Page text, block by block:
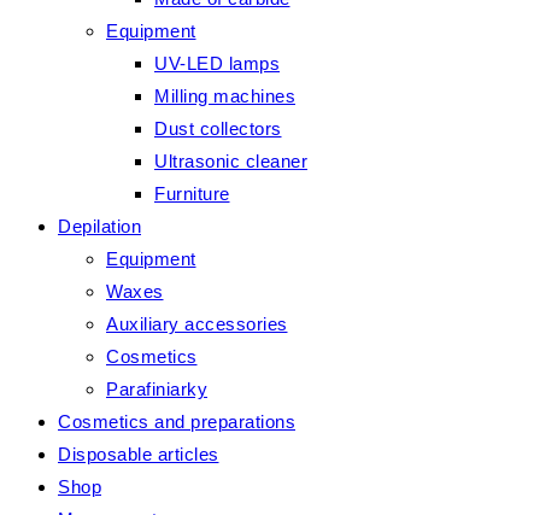
Equipment
UV-LED lamps
Milling machines
Dust collectors
Ultrasonic cleaner
Furniture
Depilation
Equipment
Waxes
Auxiliary accessories
Cosmetics
Parafiniarky
Cosmetics and preparations
Disposable articles
Shop